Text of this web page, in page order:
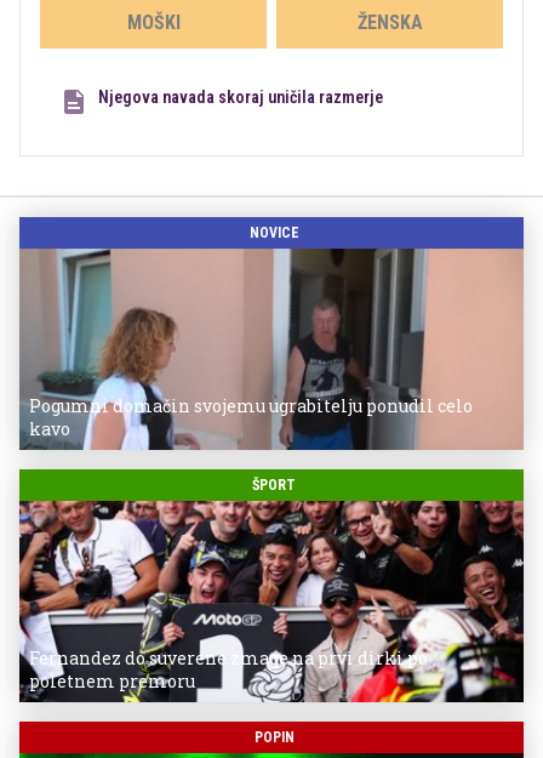
MOŠKI ŽENSKA
Njegova navada skoraj uničila razmerje
NOVICE
Pogumni domačin svojemu ugrabitelju ponudil celo
kavo
ŠPORT
Fernandez do suverene zmage na prvi dirki po
poletnem premoru
POPIN